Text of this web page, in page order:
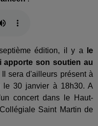
édition, il y a
le
apporte son soutien au
Il sera d'ailleurs présent à
le 30 janvier à 18h30. A
concert dans le Haut-
Saint Martin de